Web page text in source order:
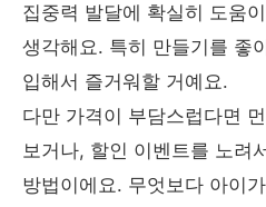
집중력 발달에 확실히 도움
생각해요. 특히 만들기를 좋
입해서 즐거워할 거예요.
다만 가격이 부담스럽다면
보거나, 할인 이벤트를 노려
방법이에요. 무엇보다 아이